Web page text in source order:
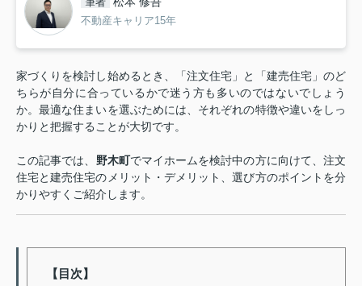
不動産キャリア15年
家づくりを検討し始めるとき、「注文住宅」と「建売住宅」のど
ちらが自分に合っているかで迷う方も多いのではないでしょう
か。最適な住まいを選ぶためには、それぞれの特徴や違いをしっ
かりと把握することが大切です。
この記事では、 野木町でマイホームを検討中の方に向けて、注文
住宅と建売住宅のメリット・デメリット、選び方のポイントを分
かりやすくご紹介します。
【目次】